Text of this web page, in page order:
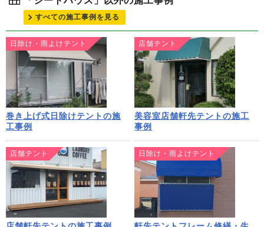
すべての施工事例を見る
日除け・雨よけテント
巻き上げ式日除けテントの施
工事例
店舗テント
美容室店舗軒先テントの施工
事例
店舗テント 日除け・雨よけテント